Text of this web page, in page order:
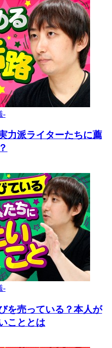
-
力派ライターたちに薦
-
を売っている？本人が
こととは